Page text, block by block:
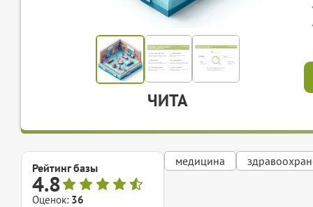
ЧИТА
Рейтинг базы
4.8
Оценок: 36
медицина